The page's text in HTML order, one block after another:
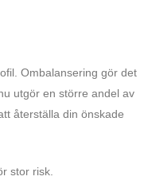
Ombalansering gör det
utgör en större andel av
återställa din önskade
stor risk.